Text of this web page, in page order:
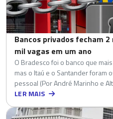
Bancos privados fecham
mil vagas em um ano
O Bradesco foi o banco que
mas o Itaú e o Santander foram
pessoal (Por André Marinho e
LER MAIS